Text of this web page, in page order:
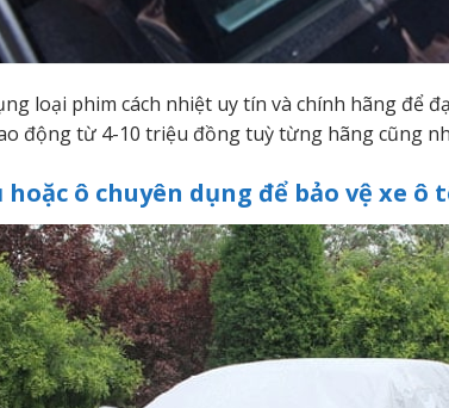
loại phim cách nhiệt uy tín và chính hãng để
động từ 4-10 triệu đồng tuỳ từng hãng cũng
ô chuyên dụng để bảo vệ xe ô